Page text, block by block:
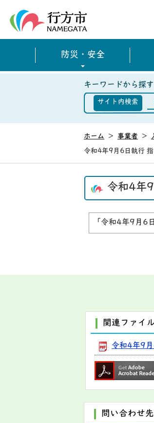
防災・安全
キーワードから探す
サイト内検索
ホーム > 事業者 >
令和4年9月6日執行
令和4年
「令和4年9月6
関連ファイ
令和4年9
問い合わせ先